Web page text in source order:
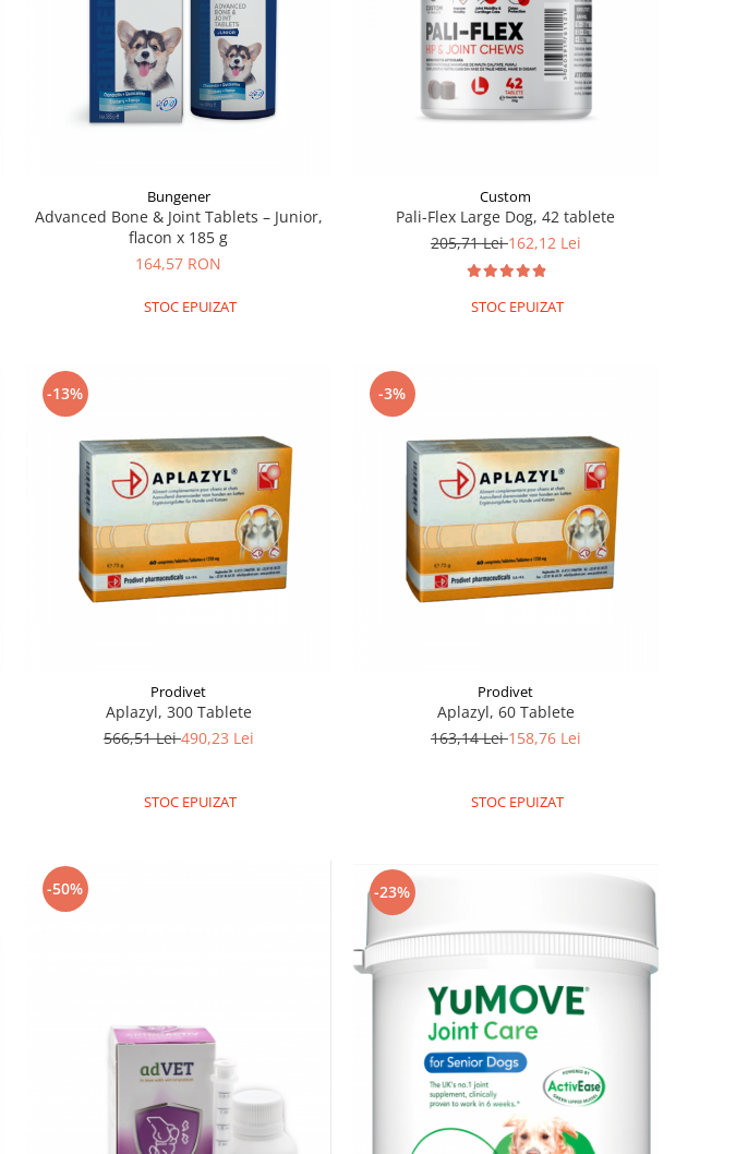
Bungener
Advanced Bone & Joint Tablets – Junior,
flacon x 185 g
164,57 RON
STOC EPUIZAT
Custom
Pali-Flex Large Dog, 42 tablete
205,71 Lei162,12 Lei
STOC EPUIZAT
-13%
Prodivet
Aplazyl, 300 Tablete
566,51 Lei490,23 Lei
STOC EPUIZAT
-3%
Prodivet
Aplazyl, 60 Tablete
163,14 Lei158,76 Lei
STOC EPUIZAT
-50% -23%